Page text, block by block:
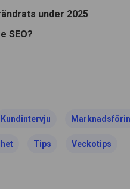
under 2025
SEO?
Kundintervju
Tips Veckotips